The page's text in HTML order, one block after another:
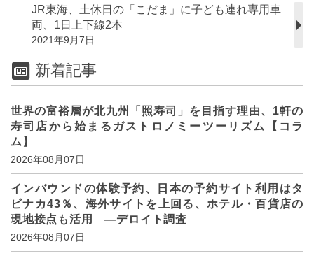
JR東海、土休日の「こだま」に子ども連れ専用車
両、1日上下線2本
2021年9月7日
新着記事
世界の富裕層が北九州「照寿司」を目指す理由、1軒の
寿司店から始まるガストロノミーツーリズム【コラ
ム】
2026年08月07日
インバウンドの体験予約、日本の予約サイト利用はタ
ビナカ43％、海外サイトを上回る、ホテル・百貨店の
現地接点も活用 ―デロイト調査
2026年08月07日